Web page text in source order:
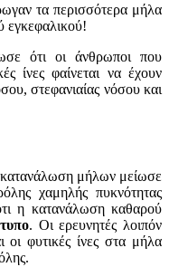
τα περισσότερα μήλα
εγκεφαλικού!
ότι οι άνθρωποι που
ίνες φαίνεται να έχουν
στεφανιαίας νόσου και
κατανάλωση μήλων μείωσε
χαμηλής πυκνότητας
η κατανάλωση καθαρού
. Οι ερευνητές λοιπόν
οι φυτικές ίνες στα μήλα